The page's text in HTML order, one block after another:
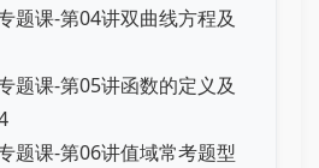
题课-第04讲双曲线方程及
题课-第05讲函数的定义及
题课-第06讲值域常考题型